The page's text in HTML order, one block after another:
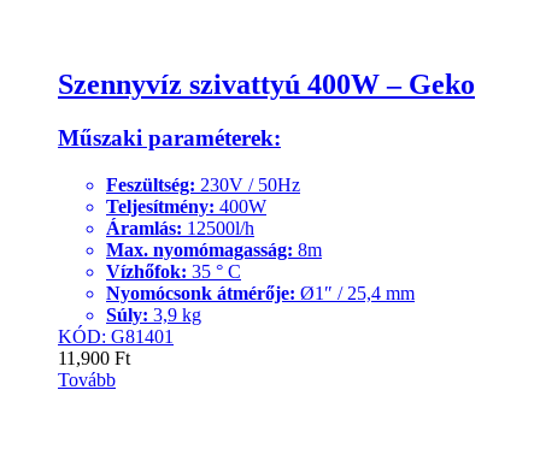
Szennyvíz szivattyú 400W – Geko
Műszaki paraméterek:
Feszültség: 230V / 50Hz
Teljesítmény: 400W
Áramlás: 12500l/h
Max. nyomómagasság: 8m
Vízhőfok: 35 ° C
Nyomócsonk átmérője: Ø1″ / 25,4 mm
Súly: 3,9 kg
KÓD: G81401
11,900 Ft
Tovább